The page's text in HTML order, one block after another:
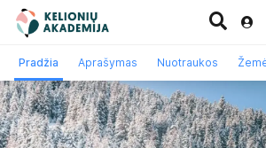
Paskutinė
minutė
Pažintinės
kelionės
Pradžia Aprašymas Nuotraukos